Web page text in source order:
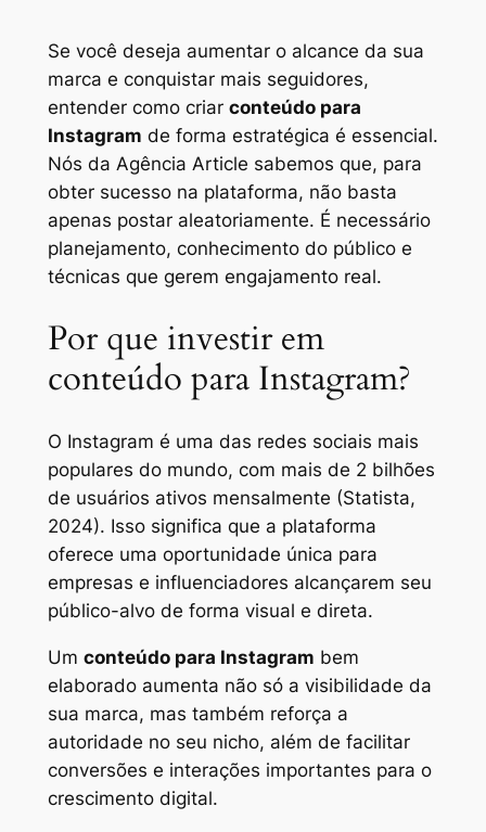
Se você deseja aumentar o alcance da sua
marca e conquistar mais seguidores,
entender como criar conteúdo para
Instagram de forma estratégica é essencial.
Nós da Agência Article sabemos que, para
obter sucesso na plataforma, não basta
apenas postar aleatoriamente. É necessário
planejamento, conhecimento do público e
técnicas que gerem engajamento real.
Por que investir em
conteúdo para Instagram?
O Instagram é uma das redes sociais mais
populares do mundo, com mais de 2 bilhões
de usuários ativos mensalmente (Statista,
2024). Isso significa que a plataforma
oferece uma oportunidade única para
empresas e influenciadores alcançarem seu
público-alvo de forma visual e direta.
Um conteúdo para Instagram bem
elaborado aumenta não só a visibilidade da
sua marca, mas também reforça a
autoridade no seu nicho, além de facilitar
conversões e interações importantes para o
crescimento digital.